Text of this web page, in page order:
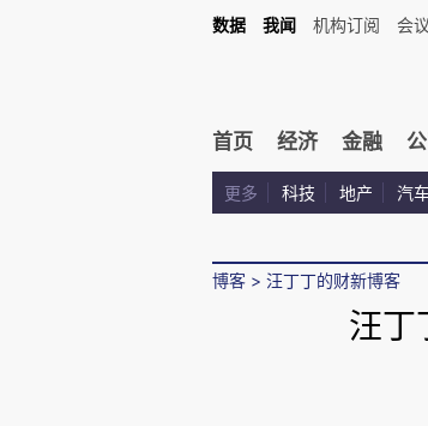
数据 我闻 机构订阅 会议
首页 经济 金融
更多 科技 地产 汽
博客 > 汪丁丁的财新博客
汪丁